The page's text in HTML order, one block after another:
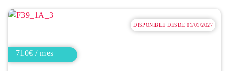
DISPONIBLE DESDE 01/01/2027
710€ / mes